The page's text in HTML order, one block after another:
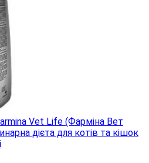
Vet Life (Фарміна Вет
дієта для котів та кішок